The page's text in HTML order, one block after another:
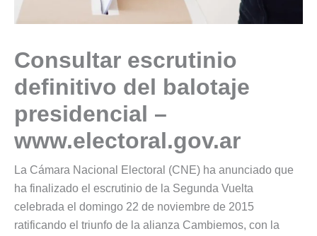
Consultar escrutinio
definitivo del balotaje
presidencial –
www.electoral.gov.ar
La Cámara Nacional Electoral (CNE) ha anunciado que
ha finalizado el escrutinio de la Segunda Vuelta
celebrada el domingo 22 de noviembre de 2015
ratificando el triunfo de la alianza Cambiemos, con la